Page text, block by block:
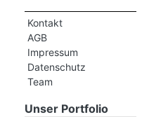
Kontakt
AGB
Impressum
Datenschutz
Team
Unser Portfolio